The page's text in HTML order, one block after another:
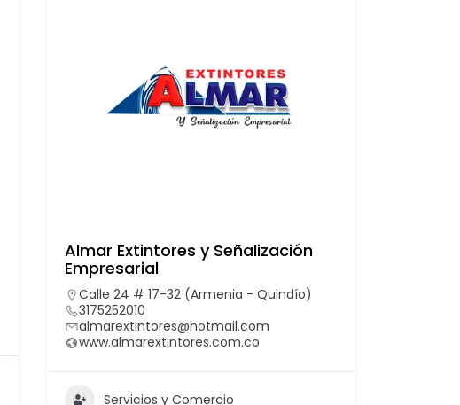
Almar Extintores y Señalización
Empresarial
Calle 24 # 17-32 (Armenia - Quindío)
3175252010
almarextintores@hotmail.com
www.almarextintores.com.co
Servicios y Comercio